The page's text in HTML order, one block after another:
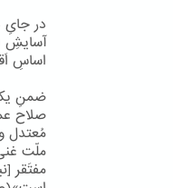
در جایِ
آسایشِ
اساسِ
ضمنِ
صلاح
مُعتدل
ملّت
مفتَقر